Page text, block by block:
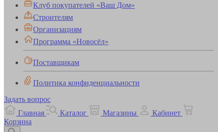
Клуб покупателей «Ваш Дом»
Строителям
Организациям
Программа «Новосёл»
Поставщикам
Политика конфиденциальности
Задать вопрос
Главная
Каталог Магазины
Кабинет
Корзина